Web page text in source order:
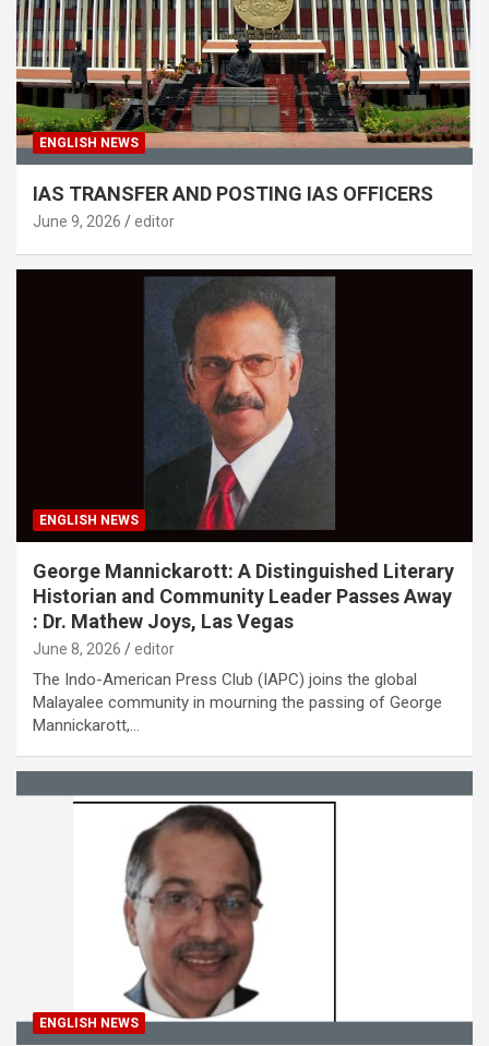
ENGLISH NEWS
IAS TRANSFER AND POSTING IAS OFFICERS
June 9, 2026 editor
ENGLISH NEWS
George Mannickarott: A Distinguished Literary
Historian and Community Leader Passes Away
: Dr. Mathew Joys, Las Vegas
June 8, 2026 editor
The Indo-American Press Club (IAPC) joins the global
Malayalee community in mourning the passing of George
Mannickarott,…
ENGLISH NEWS